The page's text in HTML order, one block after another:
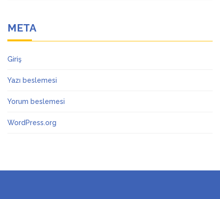
META
Giriş
Yazı beslemesi
Yorum beslemesi
WordPress.org